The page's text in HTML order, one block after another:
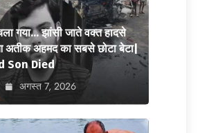
गया… झांसी जाते वक्त हादसे
अतीक अहमद का सबसे छोटा बेटा|
Son Died
अगस्त 7, 2026